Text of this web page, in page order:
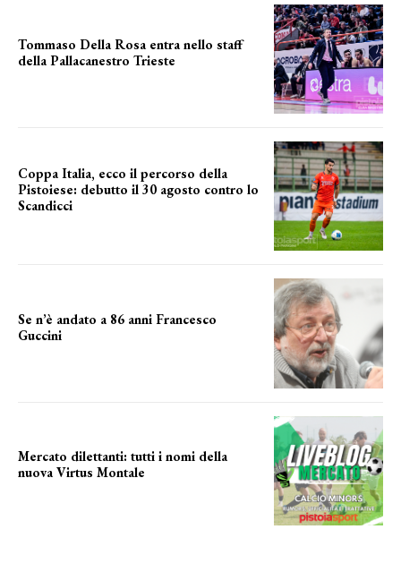
Tommaso Della Rosa entra nello staff
della Pallacanestro Trieste
Coppa Italia, ecco il percorso della
Pistoiese: debutto il 30 agosto contro lo
Scandicci
Se n’è andato a 86 anni Francesco
Guccini
Mercato dilettanti: tutti i nomi della
nuova Virtus Montale